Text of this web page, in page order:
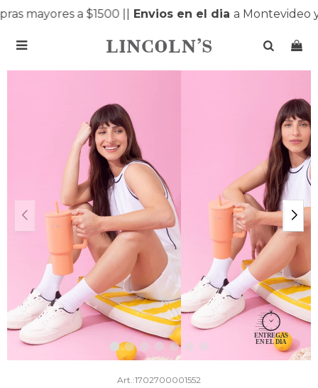
mayores a $1500 || Envios en el diaa Montevideo y

1702700001552